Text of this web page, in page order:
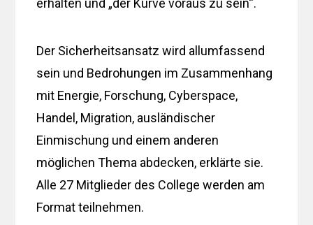
Der Sicherheitsansatz wird allumfassend
sein und Bedrohungen im Zusammenhang
mit Energie, Forschung, Cyberspace,
Handel, Migration, ausländischer
Einmischung und einem anderen
möglichen Thema abdecken, erklärte sie.
Alle 27 Mitglieder des College werden am
Format teilnehmen.